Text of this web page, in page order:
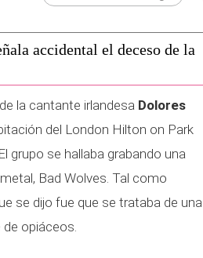
accidental el deceso de la
la cantante irlandesa Dolores
del London Hilton on Park
grupo se hallaba grabando una
Bad Wolves. Tal como
se dijo fue que se trataba de una
opiáceos.